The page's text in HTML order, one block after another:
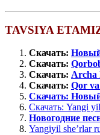
TAVSIYA
Скачать:
Скачать:
Скачать: Archa
Скачать: Qor
Скачать:
Скачать: Yangi
Новогодние
Yangiyil she’rlar